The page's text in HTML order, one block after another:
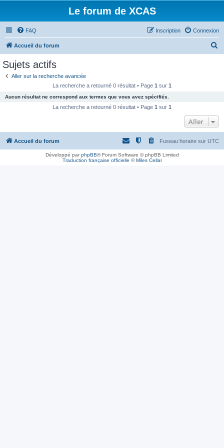
Le forum de XCAS
FAQ Connexion
Inscription
Accueil du forum
c
e
Sujets actifs
Aller sur la recherche avancée
La recherche a retourné 0 résultat • Page 1 sur 1
Aucun résultat ne correspond aux termes que vous avez spécifiés.
La recherche a retourné 0 résultat • Page 1 sur 1
Aller
Accueil du forum Fuseau horaire sur UTC
Développé parphpBB® Forum Software © phpBB Limited
Traduction française officielle ©Miles Cellar